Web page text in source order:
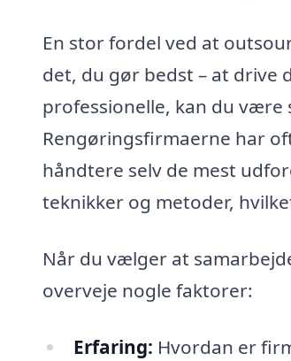
En stor fordel ved at
det, du gør bedst – at drive
professionelle, kan du
Rengøringsfirmaerne har
håndtere selv de mest
teknikker og metoder,
Når du vælger at
overveje nogle faktorer:
Erfaring: Hvordan er